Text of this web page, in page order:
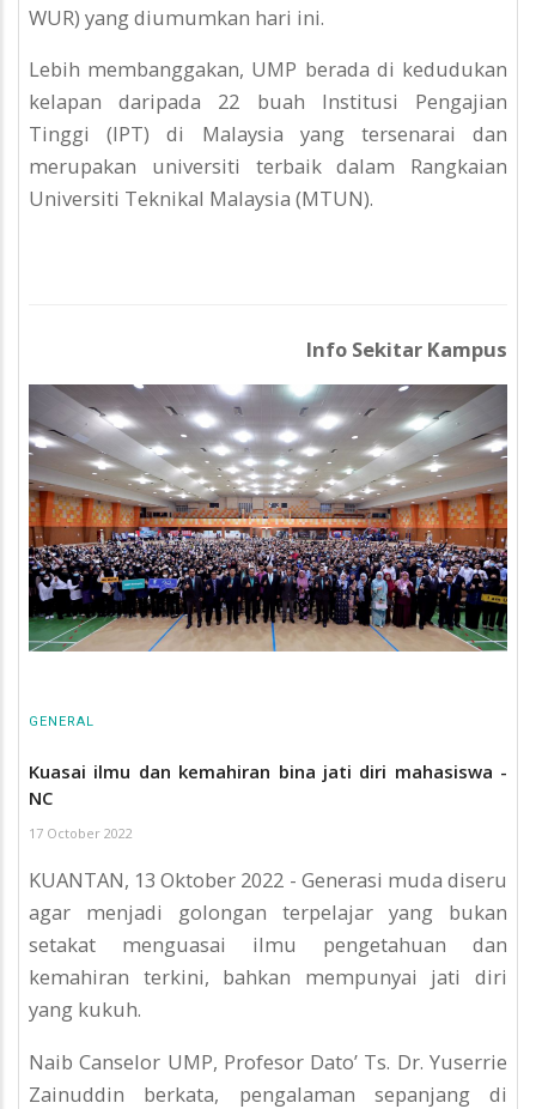
WUR) yang diumumkan hari ini.
Lebih membanggakan, UMP berada di kedudukan
kelapan daripada 22 buah Institusi Pengajian
Tinggi (IPT) di Malaysia yang tersenarai dan
merupakan universiti terbaik dalam Rangkaian
Universiti Teknikal Malaysia (MTUN).
Info Sekitar Kampus
GENERAL
Kuasai ilmu dan kemahiran bina jati diri mahasiswa -
NC
17 October 2022
KUANTAN, 13 Oktober 2022 - Generasi muda diseru
agar menjadi golongan terpelajar yang bukan
setakat menguasai ilmu pengetahuan dan
kemahiran terkini, bahkan mempunyai jati diri
yang kukuh.
Naib Canselor UMP, Profesor Dato’ Ts. Dr. Yuserrie
Zainuddin berkata, pengalaman sepanjang di